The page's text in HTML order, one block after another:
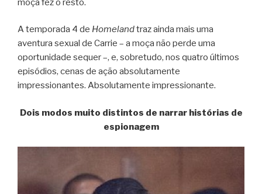
moça fez o resto.
A temporada 4 de Homelandtraz ainda mais uma
aventura sexual de Carrie – a moça não perde uma
oportunidade sequer –, e, sobretudo, nos quatro últimos
episódios, cenas de ação absolutamente
impressionantes. Absolutamente impressionante.
Dois modos muito distintos de narrar histórias de
espionagem